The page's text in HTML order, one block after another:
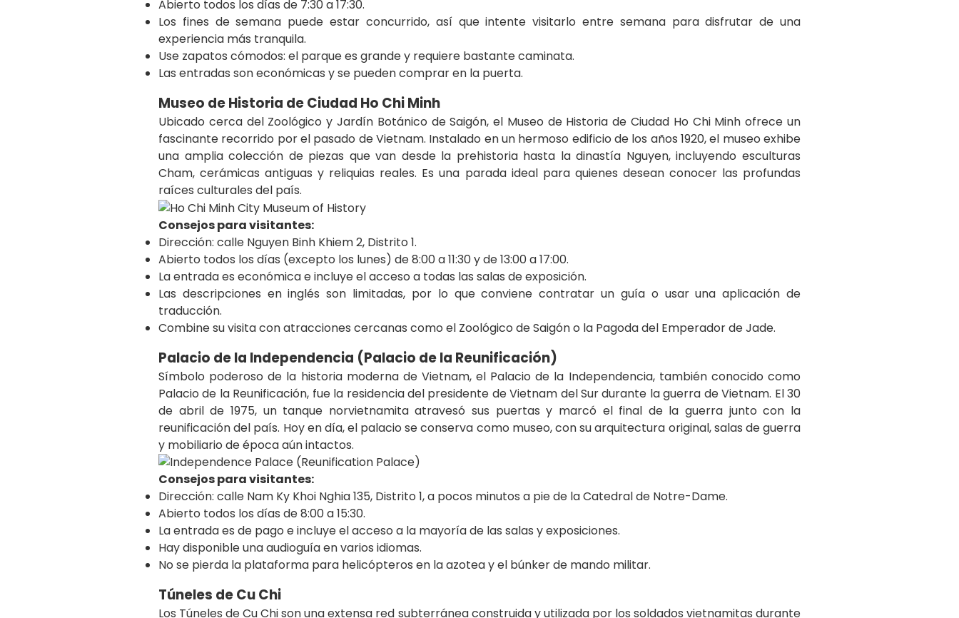
Abierto todos los días de 7:30 a 17:30.
Los fines de semana puede estar concurrido, así que intente visitarlo entre semana para disfrutar de una
experiencia más tranquila.
Use zapatos cómodos: el parque es grande y requiere bastante caminata.
Las entradas son económicas y se pueden comprar en la puerta.
Museo de Historia de Ciudad Ho Chi Minh
Ubicado cerca del Zoológico y Jardín Botánico de Saigón, el Museo de Historia de Ciudad Ho Chi Minh ofrece un
fascinante recorrido por el pasado de Vietnam. Instalado en un hermoso edificio de los años 1920, el museo exhibe
una amplia colección de piezas que van desde la prehistoria hasta la dinastía Nguyen, incluyendo esculturas
Cham, cerámicas antiguas y reliquias reales. Es una parada ideal para quienes desean conocer las profundas
raíces culturales del país.
Consejos para visitantes:
Dirección: calle Nguyen Binh Khiem 2, Distrito 1.
Abierto todos los días (excepto los lunes) de 8:00 a 11:30 y de 13:00 a 17:00.
La entrada es económica e incluye el acceso a todas las salas de exposición.
Las descripciones en inglés son limitadas, por lo que conviene contratar un guía o usar una aplicación de
traducción.
Combine su visita con atracciones cercanas como el Zoológico de Saigón o la Pagoda del Emperador de Jade.
Palacio de la Independencia (Palacio de la Reunificación)
Símbolo poderoso de la historia moderna de Vietnam, el Palacio de la Independencia, también conocido como
Palacio de la Reunificación, fue la residencia del presidente de Vietnam del Sur durante la guerra de Vietnam. El 30
de abril de 1975, un tanque norvietnamita atravesó sus puertas y marcó el final de la guerra junto con la
reunificación del país. Hoy en día, el palacio se conserva como museo, con su arquitectura original, salas de guerra
y mobiliario de época aún intactos.
Consejos para visitantes:
Dirección: calle Nam Ky Khoi Nghia 135, Distrito 1, a pocos minutos a pie de la Catedral de Notre-Dame.
Abierto todos los días de 8:00 a 15:30.
La entrada es de pago e incluye el acceso a la mayoría de las salas y exposiciones.
Hay disponible una audioguía en varios idiomas.
No se pierda la plataforma para helicópteros en la azotea y el búnker de mando militar.
Túneles de Cu Chi
Los Túneles de Cu Chi son una extensa red subterránea construida y utilizada por los soldados vietnamitas durante